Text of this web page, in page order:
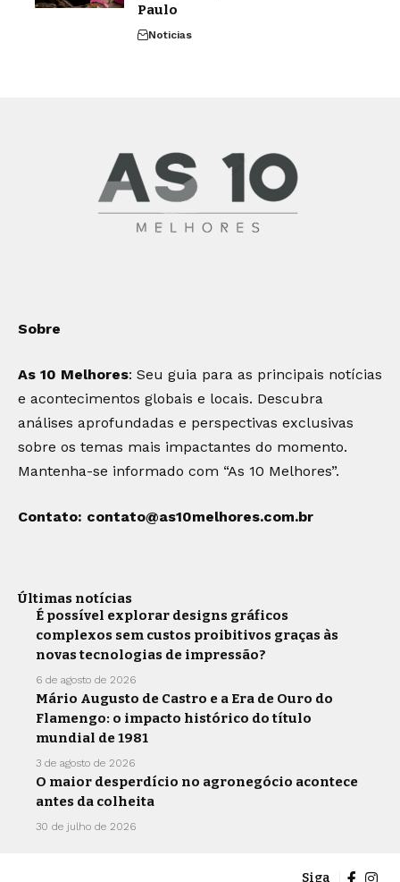
Paulo
Noticias
Sobre
As 10 Melhores: Seu guia para as principais notícias
e acontecimentos globais e locais. Descubra
análises aprofundadas e perspectivas exclusivas
sobre os temas mais impactantes do momento.
Mantenha-se informado com “As 10 Melhores”.
Contato: contato@as10melhores.com.br
Últimas notícias
É possível explorar designs gráficos
complexos sem custos proibitivos graças às
novas tecnologias de impressão?
6 de agosto de 2026
Mário Augusto de Castro e a Era de Ouro do
Flamengo: o impacto histórico do título
mundial de 1981
3 de agosto de 2026
O maior desperdício no agronegócio acontece
antes da colheita
30 de julho de 2026
Siga